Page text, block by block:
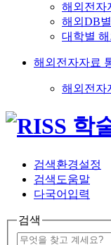
해외전자
해외DB
대학별
해외전자자료
해외전자
검색환경설정
검색도움말
다국어입력
검색